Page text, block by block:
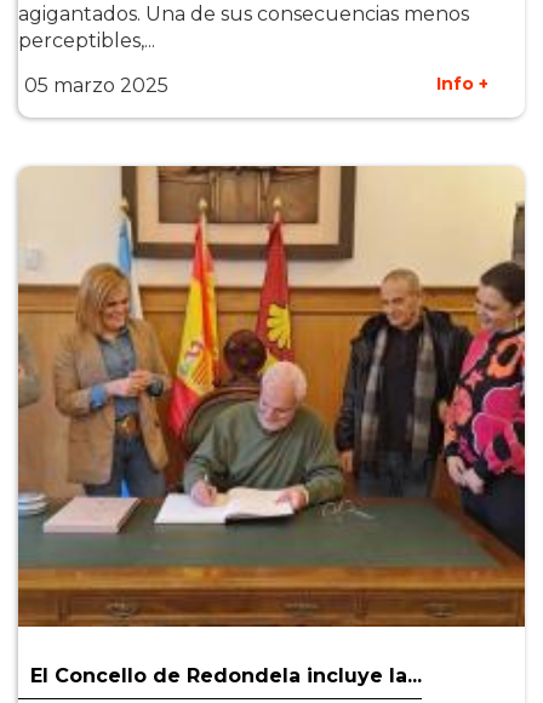
agigantados. Una de sus consecuencias menos
perceptibles,...
05 marzo 2025
Info +
El Concello de Redondela incluye la...